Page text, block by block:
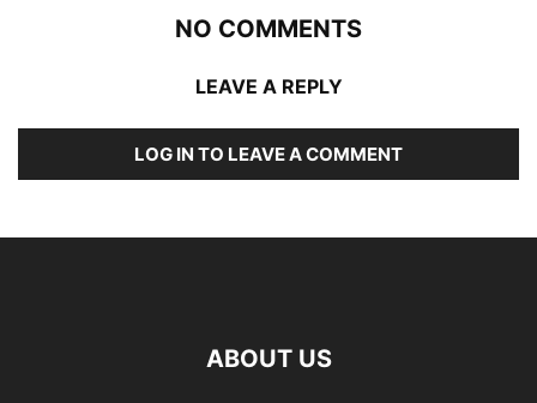
NO COMMENTS
LEAVE A REPLY
LOG IN TO LEAVE A COMMENT
ABOUT US